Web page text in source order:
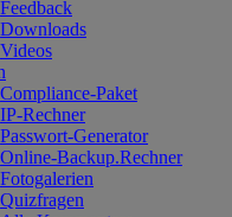
Feedback
Downloads
Videos
Compliance-Paket
IP-Rechner
Passwort-Generator
Online-Backup.Rechner
Fotogalerien
Quizfragen